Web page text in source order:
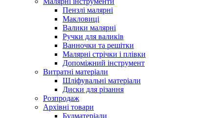
Пензлі малярні
Макловиці
Валики малярні
Ручки для валиків
Ванночки та решітки
Малярні стрічки і плівки
Допоміжний інструмент
Витратні матеріали
Шліфувальні матеріали
Диски для різання
Розпродаж
Архівні товари
Будматеріали